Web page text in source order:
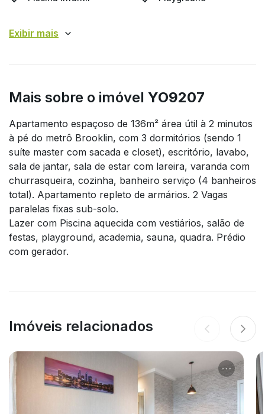
Exibir mais
Mais sobre o imóvel YO9207
Apartamento espaçoso de 136m² área útil à 2 minutos
à pé do metrô Brooklin, com 3 dormitórios (sendo 1
suíte master com sacada e closet), escritório, lavabo,
sala de jantar, sala de estar com lareira, varanda com
churrasqueira, cozinha, banheiro serviço (4 banheiros
total). Apartamento repleto de armários. 2 Vagas
paralelas fixas sub-solo.
Lazer com Piscina aquecida com vestiários, salão de
festas, playground, academia, sauna, quadra. Prédio
com gerador.
Imóveis relacionados